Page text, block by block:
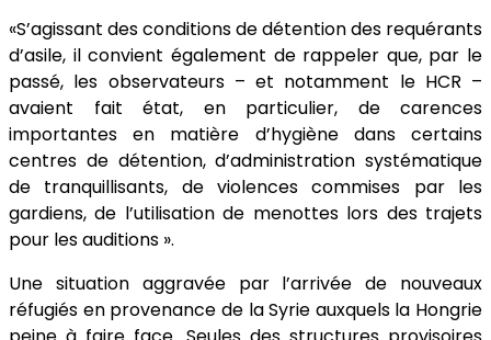
«S’agissant des conditions de détention des requérants
d’asile, il convient également de rappeler que, par le
passé, les observateurs – et notamment le HCR –
avaient fait état, en particulier, de carences
importantes en matière d’hygiène dans certains
centres de détention, d’administration systématique
de tranquillisants, de violences commises par les
gardiens, de l’utilisation de menottes lors des trajets
pour les auditions ».
Une situation aggravée par l’arrivée de nouveaux
réfugiés en provenance de la Syrie auxquels la Hongrie